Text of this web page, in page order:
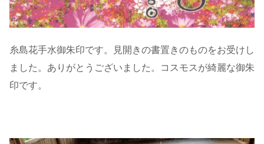
糸島花手水御朱印です。見開きの書置きのものをお受けし
ました。ありがとうございました。コスモスが綺麗な御朱
印です。